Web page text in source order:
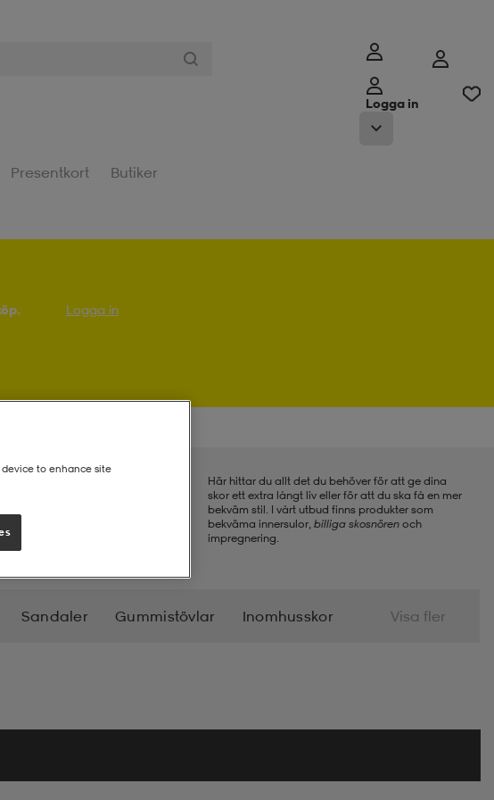
Logga in
Presentkort Butiker
Logga in
Här hittar du allt det du behöver för att ge dina
skor ett extra långt liv eller för att du ska få en mer
bekväm stil. I vårt utbud finns produkter som
bekväma innersulor, billiga skosnören och
impregnering.
Sandaler Gummistövlar Inomhusskor Visa fler
device to enhance site